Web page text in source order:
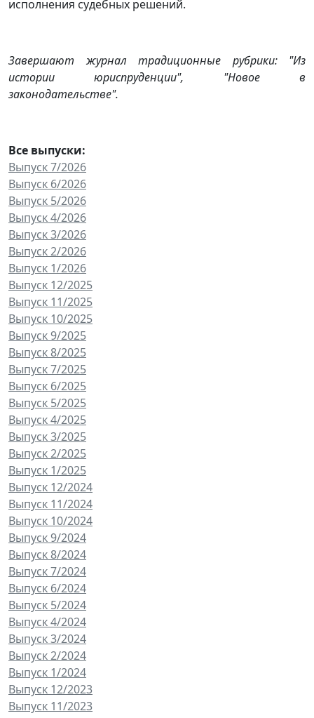
исполнения судебных решений.
Завершают журнал традиционные рубрики: "Из
истории юриспруденции", "Новое в
законодательстве".
Все выпуски:
Выпуск 7/2026
Выпуск 6/2026
Выпуск 5/2026
Выпуск 4/2026
Выпуск 3/2026
Выпуск 2/2026
Выпуск 1/2026
Выпуск 12/2025
Выпуск 11/2025
Выпуск 10/2025
Выпуск 9/2025
Выпуск 8/2025
Выпуск 7/2025
Выпуск 6/2025
Выпуск 5/2025
Выпуск 4/2025
Выпуск 3/2025
Выпуск 2/2025
Выпуск 1/2025
Выпуск 12/2024
Выпуск 11/2024
Выпуск 10/2024
Выпуск 9/2024
Выпуск 8/2024
Выпуск 7/2024
Выпуск 6/2024
Выпуск 5/2024
Выпуск 4/2024
Выпуск 3/2024
Выпуск 2/2024
Выпуск 1/2024
Выпуск 12/2023
Выпуск 11/2023